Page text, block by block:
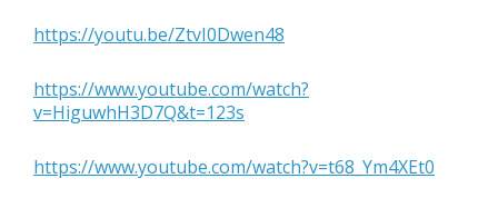
https://youtu.be/ZtvI0Dwen48
https://www.youtube.com/watch?
v=HiguwhH3D7Q&t=123s
https://www.youtube.com/watch?v=t68_Ym4XEt0